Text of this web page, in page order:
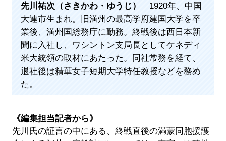
先川祐次（さきかわ・ゆうじ）
1920年、中国
大連市生まれ。旧満州の最高学府建国大学を卒
業後、満州国総務庁に勤務。終戦後は西日本新
聞に入社し、ワシントン支局長としてケネディ
米大統領の取材にあたった。同社常務を経て、
退社後は精華女子短期大学特任教授などを務め
た。
《編集担当記者から》
先川氏の証言の中にある、終戦直後の満蒙同胞援護